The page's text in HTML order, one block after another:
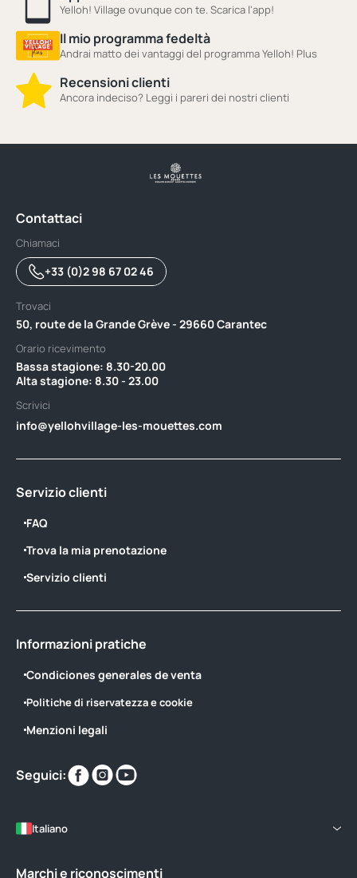
Yelloh! Village ovunque con te. Scarica l'app!
Il mio programma fedeltà
Andrai matto dei vantaggi del programma Yelloh! Plus
Recensioni clienti
Ancora indeciso? Leggi i pareri dei nostri clienti
Contattaci
Chiamaci
+33 (0)2 98 67 02 46
Trovaci
50, route de la Grande Grève - 29660 Carantec
Orario ricevimento
Bassa stagione: 8.30-20.00 ‎ ‎ ‎ ‎ ‎ ‎ ‎ ‎ ‎ ‎ ‎ ‎ ‎ ‎ ‎ ‎ ‎ ‎ ‎ ‎ ‎ ‎ ‎ ‎ ‎ ‎ ‎ ‎ ‎ ‎ ‎ ‎ ‎ ‎ ‎ ‎ ‎ ‎ ‎ ‎ ‎ ‎ ‎ ‎ ‎ ‎ ‎ ‎ ‎ ‎ ‎ ‎ ‎ ‎ ‎ ‎ ‎ ‎‎ ‎ ‎ ‎ ‎ ‎ ‎ ‎ ‎ ‎ ‎ ‎ ‎
Alta stagione: 8.30 - 23.00
Scrivici
info@yellohvillage-les-mouettes.com
Servizio clienti
FAQ
Trova la mia prenotazione
Servizio clienti
Informazioni pratiche
Condiciones generales de venta
Politiche di riservatezza e cookie
Menzioni legali
Seguici:
Trovaci
su
Trovaci
su
Italiano
Marchi e riconoscimenti